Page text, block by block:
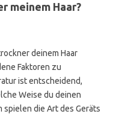
meinem Haar?
deinem Haar
Faktoren zu
ist entscheidend,
Weise du deinen
die Art des Geräts